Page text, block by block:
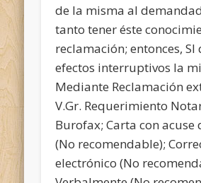
de la misma al
tanto tener éste
reclamación; entonces, SI
efectos interruptivos la
Mediante Reclamación
V.Gr. Requerimiento
Burofax; Carta con acuse
(No recomendable);
electrónico (No